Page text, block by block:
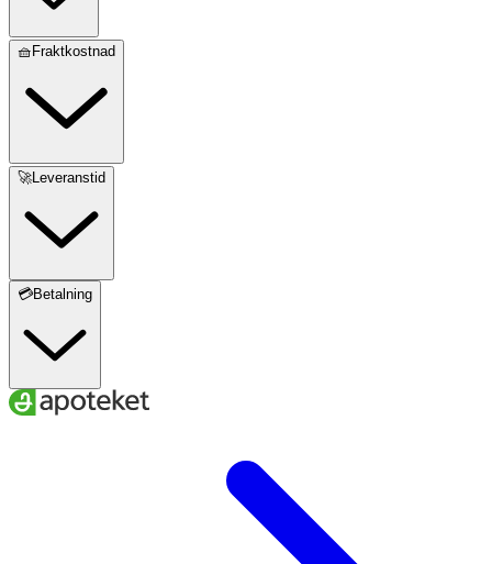
🧺Fraktkostnad
🚀Leveranstid
💳Betalning